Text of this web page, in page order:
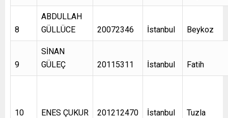
8
ABDULLAH
GÜLLÜCE
20072346 İstanbul Beykoz
9
SİNAN
GÜLEÇ
20115311 İstanbul Fatih
10 ENES ÇUKUR 201212470 İstanbul Tuzla